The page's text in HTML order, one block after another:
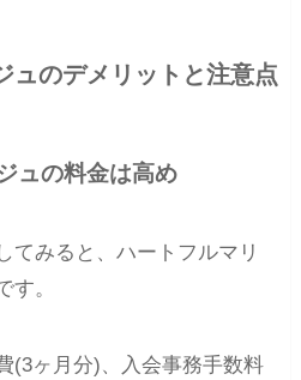
ュのデメリットと注意点
ュの料金は高め
てみると、ハートフルマリ
す。
(3ヶ月分)、入会事務手数料